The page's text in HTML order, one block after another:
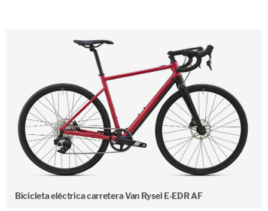
Bicicleta eléctrica carretera Van Rysel E-EDR AF